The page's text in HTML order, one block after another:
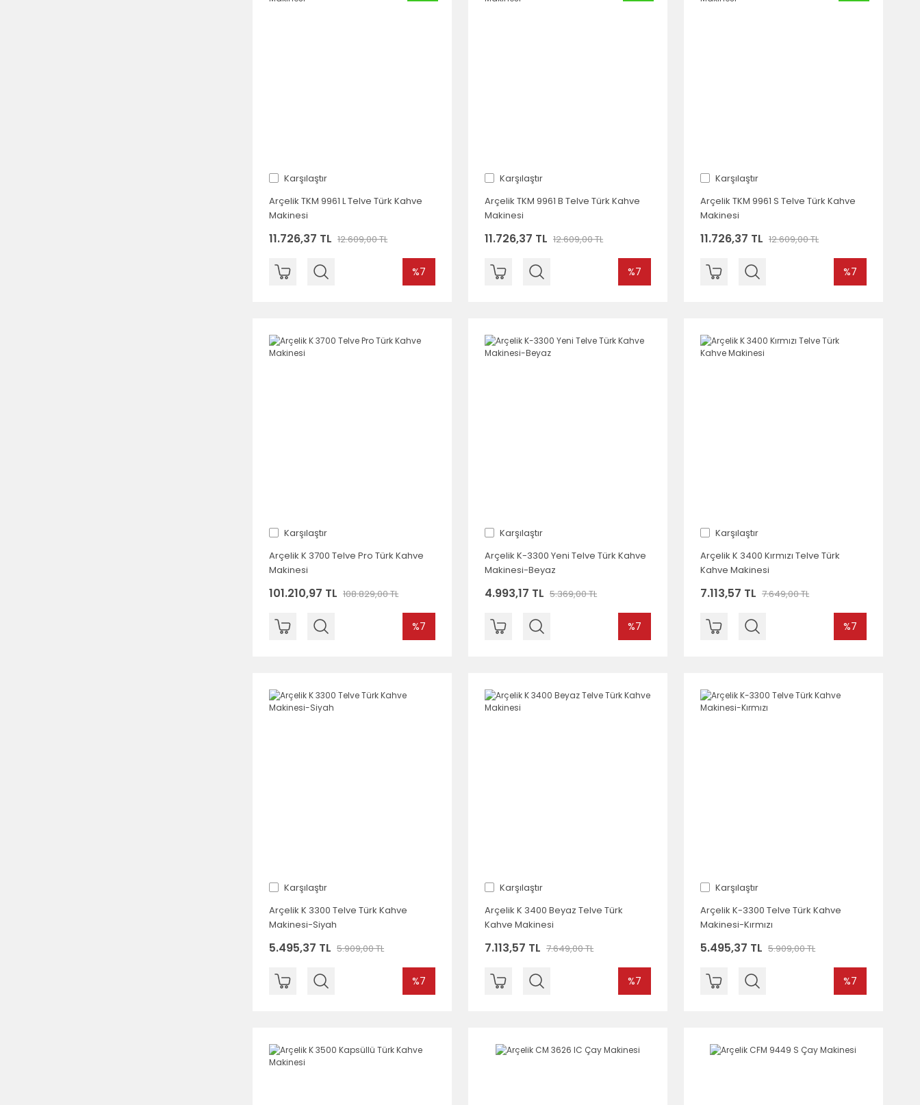
Karşılaştır
Arçelik TKM 9961 L Telve Türk Kahve
Makinesi
11.726,37 TL 12.609,00 TL
%7
Karşılaştır
Arçelik TKM 9961 B Telve Türk Kahve
Makinesi
11.726,37 TL 12.609,00 TL
%7
Karşılaştır
Arçelik TKM 9961 S Telve Türk Kahve
Makinesi
11.726,37 TL 12.609,00 TL
%7
Karşılaştır
Arçelik K 3700 Telve Pro Türk Kahve
Makinesi
101.210,97 TL 108.829,00 TL
%7
Karşılaştır
Arçelik K-3300 Yeni Telve Türk Kahve
Makinesi-Beyaz
4.993,17 TL 5.369,00 TL
%7
Karşılaştır
Arçelik K 3400 Kırmızı Telve Türk
Kahve Makinesi
7.113,57 TL 7.649,00 TL
%7
Karşılaştır
Arçelik K 3300 Telve Türk Kahve
Makinesi-Siyah
5.495,37 TL 5.909,00 TL
%7
Karşılaştır
Arçelik K 3400 Beyaz Telve Türk
Kahve Makinesi
7.113,57 TL 7.649,00 TL
%7
Karşılaştır
Arçelik K-3300 Telve Türk Kahve
Makinesi-Kırmızı
5.495,37 TL 5.909,00 TL
%7